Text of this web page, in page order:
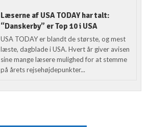
Læserne af USA TODAY har talt:
“Danskerby” er Top 10 i USA
USA TODAY er blandt de største, og mest
læste, dagblade i USA. Hvert år giver avisen
sine mange læsere mulighed for at stemme
på årets rejsehøjdepunkter...